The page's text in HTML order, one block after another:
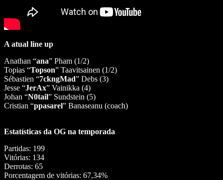
A atual line up
Anathan “ana” Pham (1/2)
Topias “Topson” Taavitsainen (1/2)
Sébastien “7ckngMad” Debs (3)
Jesse “JerAx” Vainikka (4)
Johan “N0tail” Sundstein (5)
Cristian “ppasarel” Banaseanu (coach)
Estatísticas da OG na temporada
Partidas: 199
Vitórias: 134
Derrotas: 65
Porcentagem de vitórias: 67,34%